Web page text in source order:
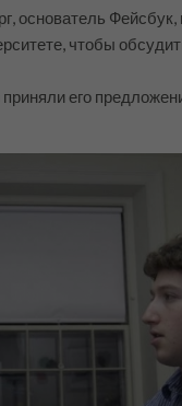
основатель
чтобы
его
и Эдуардо Саверин с
нереальными и
или даже бред?
поговорить с
будьте одним из